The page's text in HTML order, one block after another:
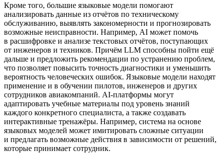
Кроме того, большие языковые модели помогают
анализировать данные из отчётов по техническому
обслуживанию, выявлять закономерности и прогнозировать
возможные неисправности. Например, AI может помочь
в расшифровке и анализе текстовых отчётов, поступающих
от инженеров и техников. Причём LLM способны пойти ещё
дальше и предложить рекомендации по устранению проблем,
что позволяет повысить точность диагностики и уменьшить
вероятность человеческих ошибок. Языковые модели находят
применение и в обучении пилотов, инженеров и других
сотрудников авиакомпаний. AI-платформы могут
адаптировать учебные материалы под уровень знаний
каждого конкретного специалиста, а также создавать
интерактивные тренажёры. Например, система на основе
языковых моделей может имитировать сложные ситуации
и предлагать возможные действия в зависимости от решений,
которые принимает сотрудник.